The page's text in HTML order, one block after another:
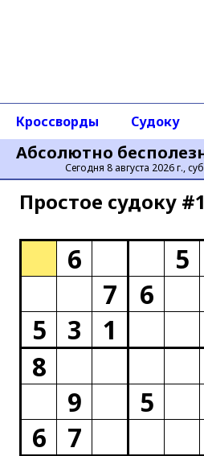
Абсолютно
Сегодня 8 августа 2026 г.,
Кроссворды Судоку
Простое cудоку
6
5
7
6
5
3
1
8
9
5
6
7